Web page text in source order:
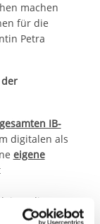
machen
für die
Petra
gesamten IB-
digitalen als
eigene
diesen